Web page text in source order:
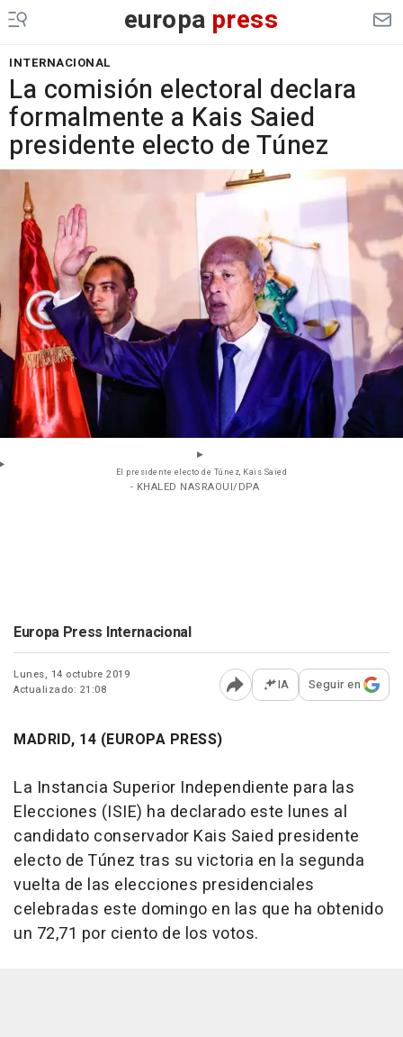
europa press
INTERNACIONAL
La comisión electoral declara
formalmente a Kais Saied
presidente electo de Túnez
El presidente electo de Túnez, Kais Saied
- KHALED NASRAOUI/DPA
Europa Press Internacional
Lunes, 14 octubre 2019
Actualizado: 21:08
Abrir opciones para
IA Seguir en
MADRID, 14 (EUROPA PRESS)
La Instancia Superior Independiente para las
Elecciones (ISIE) ha declarado este lunes al
candidato conservador Kais Saied presidente
electo de Túnez tras su victoria en la segunda
vuelta de las elecciones presidenciales
celebradas este domingo en las que ha obtenido
un 72,71 por ciento de los votos.